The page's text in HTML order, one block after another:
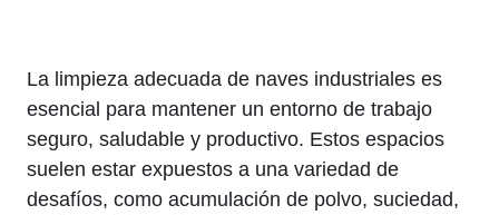
La limpieza adecuada de naves industriales es
esencial para mantener un entorno de trabajo
seguro, saludable y productivo. Estos espacios
suelen estar expuestos a una variedad de
desafíos, como acumulación de polvo, suciedad,